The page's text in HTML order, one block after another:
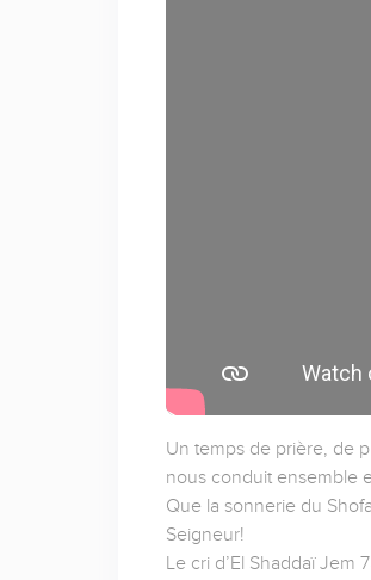
Un temps de prière, de
nous conduit ensemble
Que la sonnerie du
Seigneur!
Le cri d’El Shaddaï Jem